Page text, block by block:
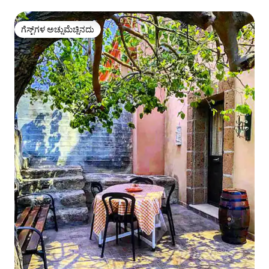
ಗೆಸ್ಟ್‌ಗಳ ಅಚ್ಚುಮೆಚ್ಚಿನದು
ಗೆಸ್ಟ್‌ಗಳ ಅಚ್ಚುಮೆಚ್ಚಿನದು